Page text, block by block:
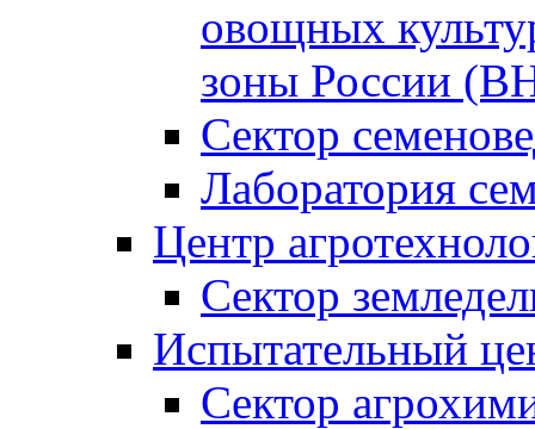
овощных
зоны России
Сектор
Лаборатория
Центр
Сектор
Испытательный
Сектор